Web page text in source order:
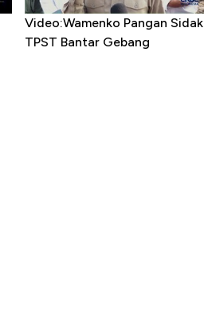
Video:Wamenko Pangan Sidak
TPST Bantar Gebang